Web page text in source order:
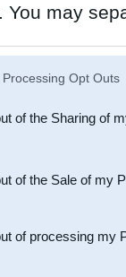
You may
Participants
Opt Outs
of the Sharing of
of the Sale of my
of processing my